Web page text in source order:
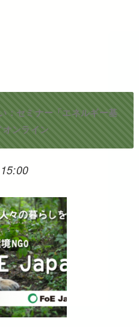
：セミナー「エネルギー基
ンライン
15:00